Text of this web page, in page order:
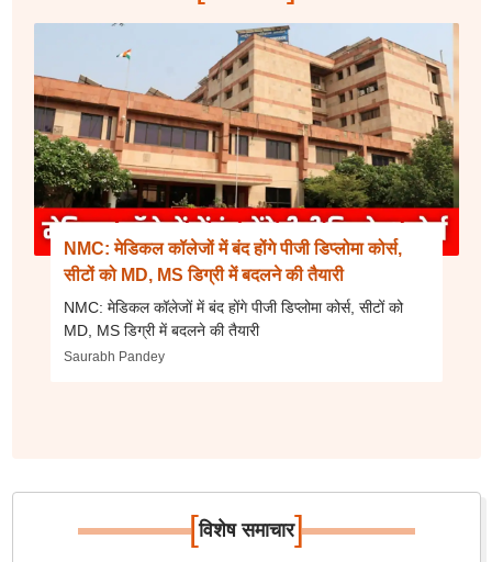
NMC: मेडिकल कॉलेजों में बंद होंगे पीजी डिप्लोमा कोर्स,
सीटों को MD, MS डिग्री में बदलने की तैयारी
NMC: मेडिकल कॉलेजों में बंद होंगे पीजी डिप्लोमा कोर्स, सीटों को
MD, MS डिग्री में बदलने की तैयारी
Saurabh Pandey
[विशेष समाचार]